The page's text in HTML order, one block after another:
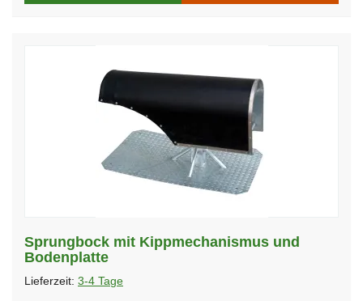
Sprungbock mit Kippmechanismus und
Bodenplatte
Lieferzeit: 3-4 Tage